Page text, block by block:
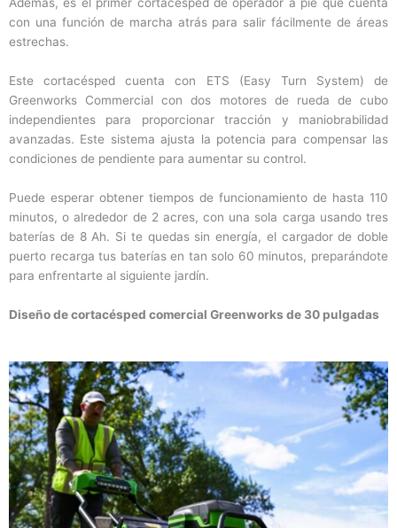
Además, es el primer cortacésped de operador a pie que cuenta
con una función de marcha atrás para salir fácilmente de áreas
estrechas.
Este cortacésped cuenta con ETS (Easy Turn System) de
Greenworks Commercial con dos motores de rueda de cubo
independientes para proporcionar tracción y maniobrabilidad
avanzadas. Este sistema ajusta la potencia para compensar las
condiciones de pendiente para aumentar su control.
Puede esperar obtener tiempos de funcionamiento de hasta 110
minutos, o alrededor de 2 acres, con una sola carga usando tres
baterías de 8 Ah. Si te quedas sin energía, el cargador de doble
puerto recarga tus baterías en tan solo 60 minutos, preparándote
para enfrentarte al siguiente jardín.
Diseño de cortacésped comercial Greenworks de 30 pulgadas